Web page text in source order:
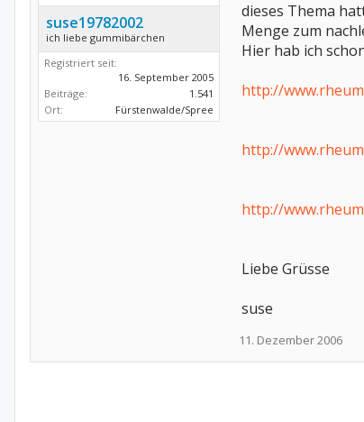
suse19782002
ich liebe gummibärchen
Registriert seit:
16. September 2005
Beiträge:
1.541
Ort:
Fürstenwalde/Spree
dieses Thema
Menge zum
Hier hab ich
http://
http://
http://
Liebe Grüsse
suse
11. Dezember 2006